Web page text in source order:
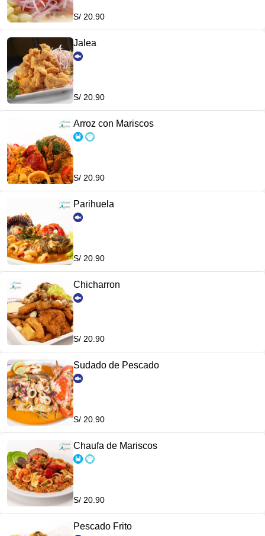
S/ 20.90
Jalea
S/ 20.90
Arroz con Mariscos
S/ 20.90
Parihuela
S/ 20.90
Chicharron
S/ 20.90
Sudado de Pescado
S/ 20.90
Chaufa de Mariscos
S/ 20.90
Pescado Frito